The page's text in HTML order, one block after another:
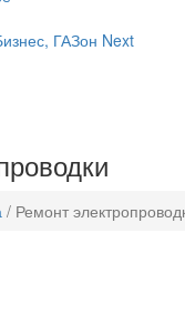
ГАЗон Next
/ Ремонт